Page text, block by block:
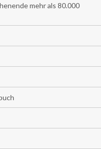
mehr als 80.000